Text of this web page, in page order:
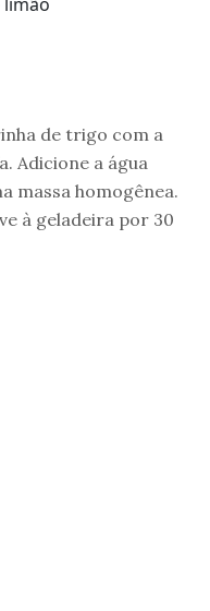
de trigo com a
Adicione a água
massa homogênea.
à geladeira por 30